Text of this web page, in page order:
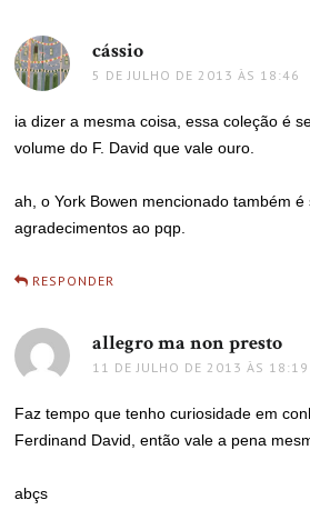
cássio
5 DE JULHO DE 2013 ÀS 18:46
ia dizer a mesma coisa, essa coleção é
volume do F. David que vale ouro.
ah, o York Bowen mencionado também é
agradecimentos ao pqp.
RESPONDER
allegro ma non presto
11 DE JULHO DE 2013 ÀS 18:19
Faz tempo que tenho curiosidade em
Ferdinand David, então vale a pena
abçs